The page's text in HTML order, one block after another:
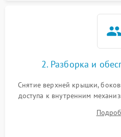
2. Разборка и
Снятие верхней крышки,
доступа к внутренним
Обеспечение свободного